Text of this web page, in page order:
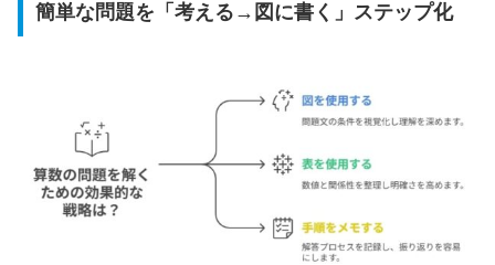
簡単な問題を「考える→図に書く」ステップ化